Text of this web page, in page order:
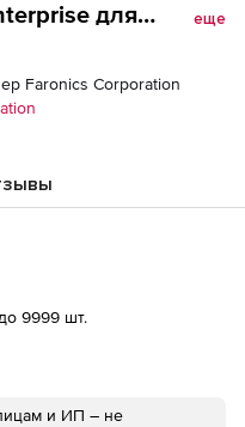
для
еще
Faronics Corporation
9999 шт.
и ИП – не